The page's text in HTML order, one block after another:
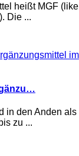
heißt MGF (like
Die ...
in den Anden als
zu ...